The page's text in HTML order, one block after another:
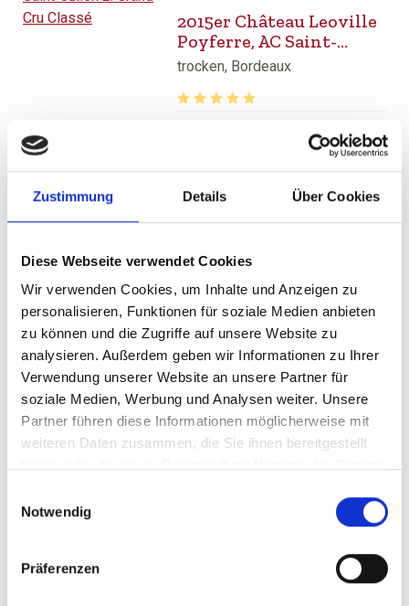
Zustimmung Details Über Cookies
Diese Webseite verwendet Cookies
Wir verwenden Cookies, um Inhalte und Anzeigen zu
personalisieren, Funktionen für soziale Medien anbieten
zu können und die Zugriffe auf unsere Website zu
analysieren. Außerdem geben wir Informationen zu Ihrer
Verwendung unserer Website an unsere Partner für
soziale Medien, Werbung und Analysen weiter. Unsere
Partner führen diese Informationen möglicherweise mit
weiteren Daten zusammen, die Sie ihnen bereitgestellt
Notwendig
Präferenzen
2015er Château Leoville
Poyferre, AC Saint-
Julien 2. Grand Cru
trocken, Bordeaux
Inhalt:0,75 Liter (153,33 € / 1 Liter)
zzgl. Versandkosten
115,00 €
2016
2016er Château Leoville
Poyferre, AC Saint-
Durchschnittliche Bewertung von 5
128,00 €